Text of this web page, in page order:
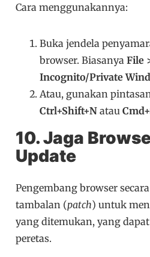
Cara menggunakannya:
Buka jendela
browser. BiasanyaFile
Incognito/Private
Atau, gunakan
Ctrl+Shift+N atau
10. Jaga
Update
Pengembang browser
tambalan (patch) untuk
yang ditemukan, yang
peretas.